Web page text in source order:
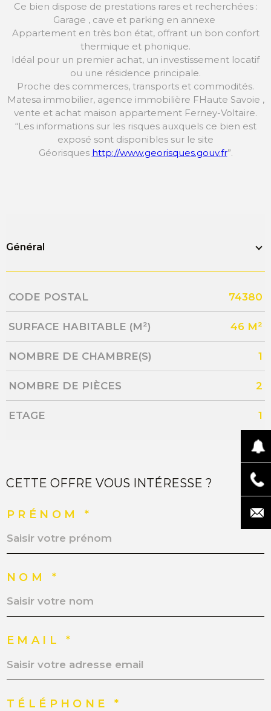
Ce bien dispose de prestations rares et recherchées :
Garage , cave et parking en annexe
Appartement en très bon état, offrant un bon confort
thermique et phonique.
Idéal pour un premier achat, un investissement locatif
ou une résidence principale.
Proche des commerces, transports et commodités.
Matesa immobilier, agence immobilière FHaute Savoie ,
vente et achat maison appartement Ferney-Voltaire.
“Les informations sur les risques auxquels ce bien est
exposé sont disponibles sur le site
Géorisques http://www.georisques.gouv.fr”.
Général
Caractérisque Valeurs
CODE POSTAL 74380
SURFACE HABITABLE (M²) 46 M²
NOMBRE DE CHAMBRE(S) 1
NOMBRE DE PIÈCES 2
ETAGE 1
CETTE OFFRE VOUS INTÉRESSE ?
PRÉNOM *
NOM *
EMAIL *
TÉLÉPHONE *